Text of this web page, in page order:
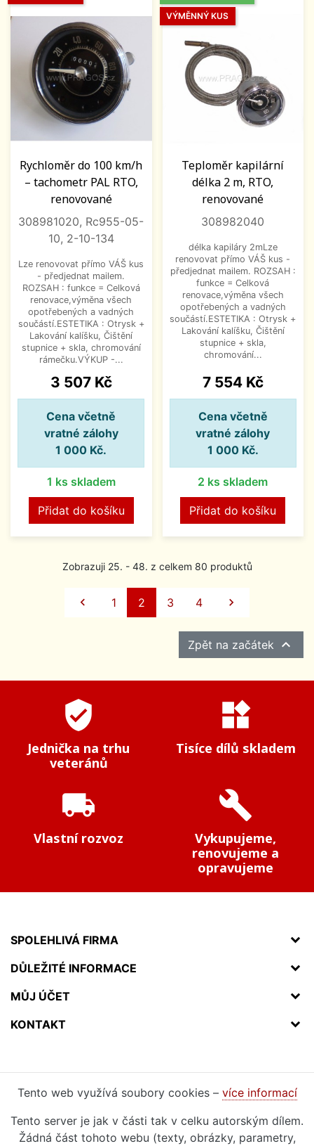
Rychloměr do 100 km/h
– tachometr PAL RTO,
renovované
308981020, Rc955-05-
10, 2-10-134
Lze renovovat přímo VÁŠ kus
- předjednat mailem.
ROZSAH : funkce = Celková
renovace,výměna všech
opotřebených a vadných
součástí.ESTETIKA : Otrysk +
Lakování kalíšku, Čištění
stupnice + skla, chromování
rámečku.VÝKUP -...
Cena
3 507 Kč
Cena včetně
vratné zálohy
1 000 Kč.
1 ks skladem
Přidat do košíku
Teploměr kapilární
délka 2 m, RTO,
renovované
308982040
délka kapiláry 2mLze
renovovat přímo VÁŠ kus -
předjednat mailem. ROZSAH :
funkce = Celková
renovace,výměna všech
opotřebených a vadných
součástí.ESTETIKA : Otrysk +
Lakování kalíšku, Čištění
stupnice + skla,
chromování...
Cena
7 554 Kč
Cena včetně
vratné zálohy
1 000 Kč.
2 ks skladem
Přidat do košíku
VÝMĚNNÝ KUS
Zobrazuji 25. - 48. z celkem 80 produktů
Předchozí
 1 2 3 4 Další

Zpět na začátek 
verified_user
Jednička na trhu
veteránů
widgets
Tisíce dílů skladem
local_shipping
Vlastní rozvoz
build
Vykupujeme,
renovujeme a
opravujeme
SPOLEHLIVÁ FIRMA
DŮLEŽITÉ INFORMACE
MŮJ ÚČET
KONTAKT
Tento web využívá soubory cookies – více informací
Tento server je jak v části tak v celku autorským dílem.
Žádná část tohoto webu (texty, obrázky, parametry,